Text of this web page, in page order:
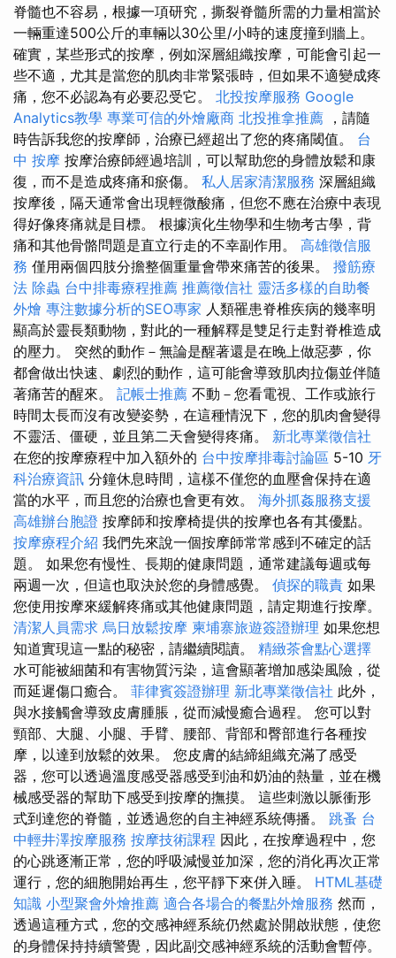
脊髓也不容易，根據一項研究，撕裂脊髓所需的力量相當於
一輛重達500公斤的車輛以30公里/小時的速度撞到牆上。
確實，某些形式的按摩，例如深層組織按摩，可能會引起一
些不適，尤其是當您的肌肉非常緊張時，但如果不適變成疼
痛，您不必認為有必要忍受它。 北投按摩服務 Google
Analytics教學 專業可信的外燴廠商 北投推拿推薦 ，請隨
時告訴我您的按摩師，治療已經超出了您的疼痛閾值。 台
中 按摩 按摩治療師經過培訓，可以幫助您的身體放鬆和康
復，而不是造成疼痛和瘀傷。 私人居家清潔服務 深層組織
按摩後，隔天通常會出現輕微酸痛，但您不應在治療中表現
得好像疼痛就是目標。 根據演化生物學和生物考古學，背
痛和其他骨骼問題是直立行走的不幸副作用。 高雄徵信服
務 僅用兩個四肢分擔整個重量會帶來痛苦的後果。 撥筋療
法 除蟲 台中排毒療程推薦 推薦徵信社 靈活多樣的自助餐
外燴 專注數據分析的SEO專家 人類罹患脊椎疾病的幾率明
顯高於靈長類動物，對此的一種解釋是雙足行走對脊椎造成
的壓力。 突然的動作－無論是醒著還是在晚上做惡夢，你
都會做出快速、劇烈的動作，這可能會導致肌肉拉傷並伴隨
著痛苦的醒來。 記帳士推薦 不動－您看電視、工作或旅行
時間太長而沒有改變姿勢，在這種情況下，您的肌肉會變得
不靈活、僵硬，並且第二天會變得疼痛。 新北專業徵信社
在您的按摩療程中加入額外的 台中按摩排毒討論區 5-10 牙
科治療資訊 分鐘休息時間，這樣不僅您的血壓會保持在適
當的水平，而且您的治療也會更有效。 海外抓姦服務支援
高雄辦台胞證 按摩師和按摩椅提供的按摩也各有其優點。
按摩療程介紹 我們先來說一個按摩師常常感到不確定的話
題。 如果您有慢性、長期的健康問題，通常建議每週或每
兩週一次，但這也取決於您的身體感覺。 偵探的職責 如果
您使用按摩來緩解疼痛或其他健康問題，請定期進行按摩。
清潔人員需求 烏日放鬆按摩 柬埔寨旅遊簽證辦理 如果您想
知道實現這一點的秘密，請繼續閱讀。 精緻茶會點心選擇
水可能被細菌和有害物質污染，這會顯著增加感染風險，從
而延遲傷口癒合。 菲律賓簽證辦理 新北專業徵信社 此外，
與水接觸會導致皮膚腫脹，從而減慢癒合過程。 您可以對
頸部、大腿、小腿、手臂、腰部、背部和臀部進行各種按
摩，以達到放鬆的效果。 您皮膚的結締組織充滿了感受
器，您可以透過溫度感受器感受到油和奶油的熱量，並在機
械感受器的幫助下感受到按摩的撫摸。 這些刺激以脈衝形
式到達您的脊髓，並透過您的自主神經系統傳播。 跳蚤 台
中輕井澤按摩服務 按摩技術課程 因此，在按摩過程中，您
的心跳逐漸正常，您的呼吸減慢並加深，您的消化再次正常
運行，您的細胞開始再生，您平靜下來併入睡。 HTML基礎
知識 小型聚會外燴推薦 適合各場合的餐點外燴服務 然而，
透過這種方式，您的交感神經系統仍然處於開啟狀態，使您
的身體保持持續警覺，因此副交感神經系統的活動會暫停。